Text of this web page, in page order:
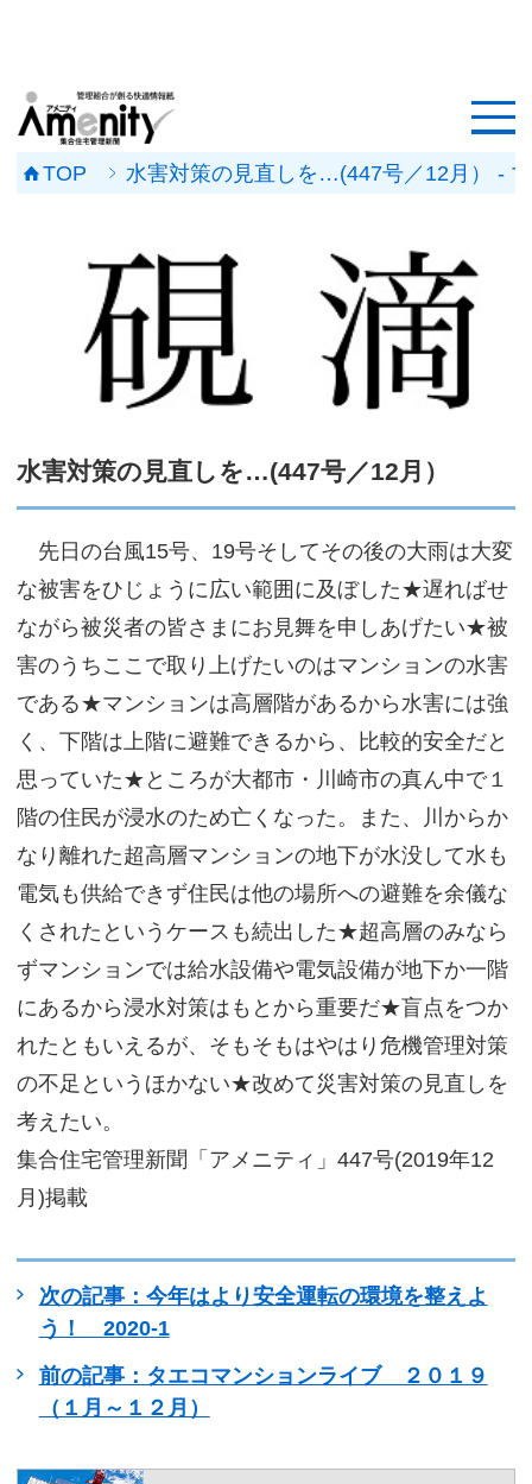
記事一覧
工事事例
メンテナンス会社
マンションメンテの無料相談
会社概要
サイトマップ
TOP 水害対策の見直しを…(447号／12月） -
水害対策の見直しを…(447号／12月）
先日の台風15号、19号そしてその後の大雨は大変
な被害をひじょうに広い範囲に及ぼした★遅ればせ
ながら被災者の皆さまにお見舞を申しあげたい★被
害のうちここで取り上げたいのはマンションの水害
である★マンションは高層階があるから水害には強
く、下階は上階に避難できるから、比較的安全だと
思っていた★ところが大都市・川崎市の真ん中で１
階の住民が浸水のため亡くなった。また、川からか
なり離れた超高層マンションの地下が水没して水も
電気も供給できず住民は他の場所への避難を余儀な
くされたというケースも続出した★超高層のみなら
ずマンションでは給水設備や電気設備が地下か一階
にあるから浸水対策はもとから重要だ★盲点をつか
れたともいえるが、そもそもはやはり危機管理対策
の不足というほかない★改めて災害対策の見直しを
考えたい。
集合住宅管理新聞「アメニティ」447号(2019年12
月)掲載
次の記事：今年はより安全運転の環境を整えよ
う！ 2020-1
前の記事：タエコマンションライブ ２０１９
（１月～１２月）